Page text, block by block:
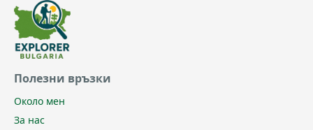
Полезни връзки
Около мен
За нас